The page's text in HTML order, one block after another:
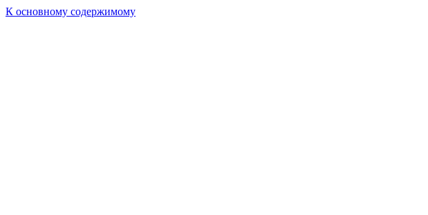
К основному содержимому